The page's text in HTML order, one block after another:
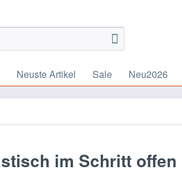
Neuste Artikel Sale Neu2026
im Schritt offen